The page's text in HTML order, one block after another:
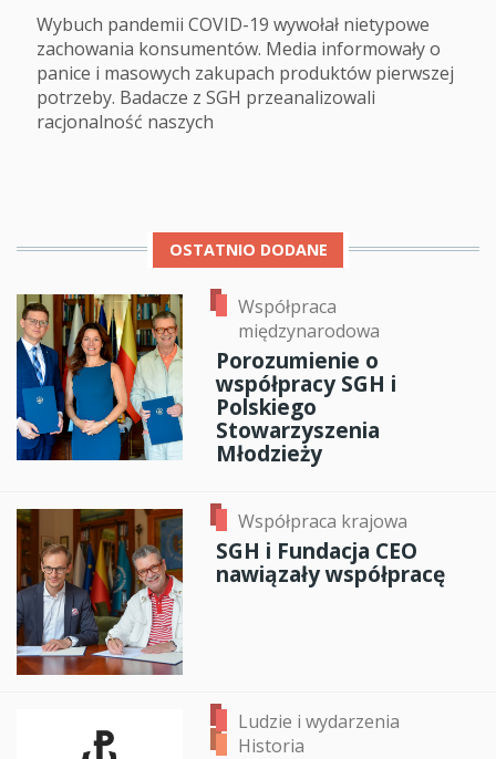
Wybuch pandemii COVID-19 wywołał nietypowe
zachowania konsumentów. Media informowały o
panice i masowych zakupach produktów pierwszej
potrzeby. Badacze z SGH przeanalizowali
racjonalność naszych
OSTATNIO DODANE
Współpraca
międzynarodowa
Porozumienie o
współpracy SGH i
Polskiego
Stowarzyszenia
Młodzieży
Współpraca krajowa
SGH i Fundacja CEO
nawiązały współpracę
Ludzie i wydarzenia
Historia